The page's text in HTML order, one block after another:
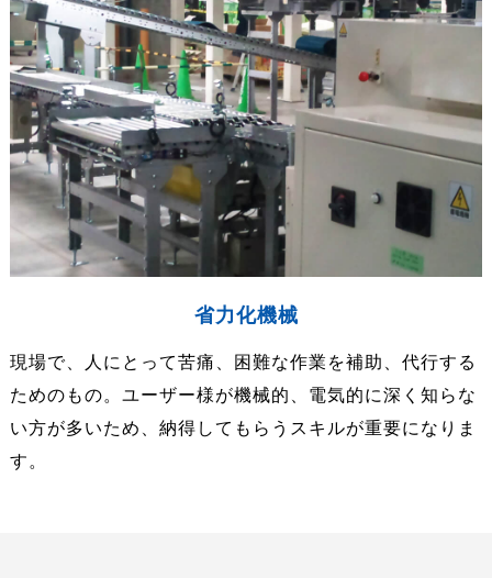
省力化機械
現場で、人にとって苦痛、困難な作業を補助、代行する
ためのもの。ユーザー様が機械的、電気的に深く知らな
い方が多いため、納得してもらうスキルが重要になりま
す。